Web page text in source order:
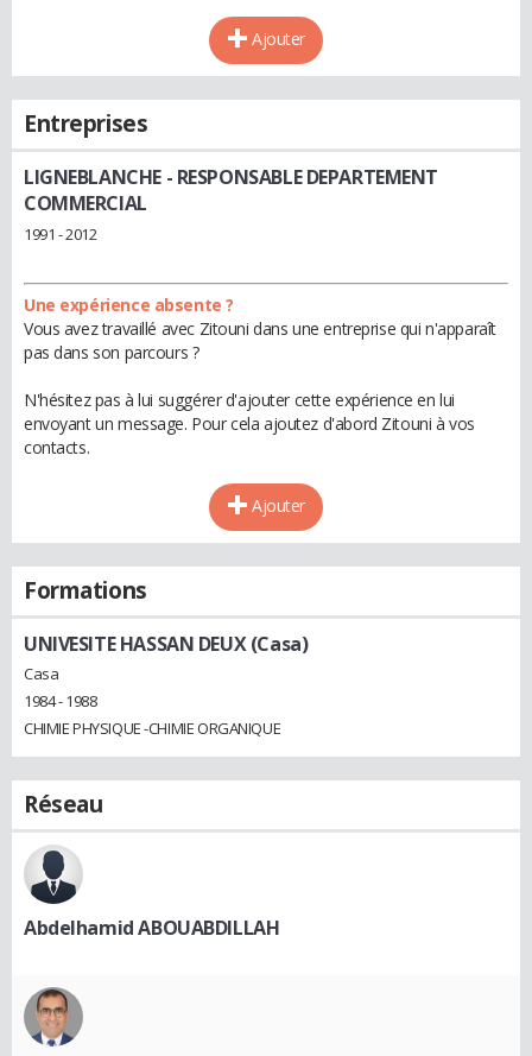
Ajouter
Entreprises
LIGNEBLANCHE- RESPONSABLE DEPARTEMENT
COMMERCIAL
1991 - 2012
Une expérience absente ?
Vous avez travaillé avec Zitouni dans une entreprise qui n'apparaît
pas dans son parcours ?
N'hésitez pas à lui suggérer d'ajouter cette expérience en lui
envoyant un message. Pour cela ajoutez d'abord Zitouni à vos
contacts.
Ajouter
Formations
UNIVESITE HASSAN DEUX (Casa)
Casa
1984 - 1988
CHIMIE PHYSIQUE -CHIMIE ORGANIQUE
Réseau
Abdelhamid ABOUABDILLAH